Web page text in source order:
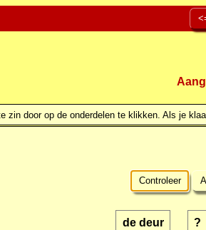
zin door op de onderdelen te klikken. Als je
Controleer
de deur ?